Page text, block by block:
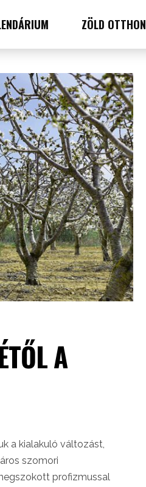
ZÖLD OTTHON
A
a kialakuló változást,
szomori
profizmussal